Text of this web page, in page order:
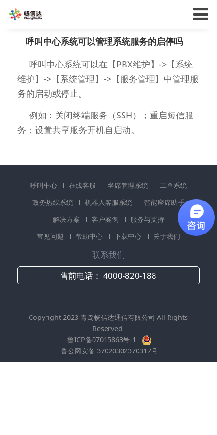
呼叫中心系统可以管理系统服务的启停吗
呼叫中心系统可以在【PBX维护】->【系统
维护】->【系统管理】->【服务管理】中管理服
务的启动或停止。
例如：关闭终端服务（SSH）；重启短信服
务；设置共享服务开机自启动。
呼叫中心 在线客服 坐席管理系统
工单系统
政务热线系统
机器人客服系统
智能座席助手
解决方案
客户案例
服务与支持
常见问题
帮助中心 下载中心 关于我们
联系我们
售前电话：4000-820-188
Copyright 2023 青岛畅信达通信有限公司 All Rights
Reserved
鲁ICP备07015863号-1
鲁公网安备 37020302370317号